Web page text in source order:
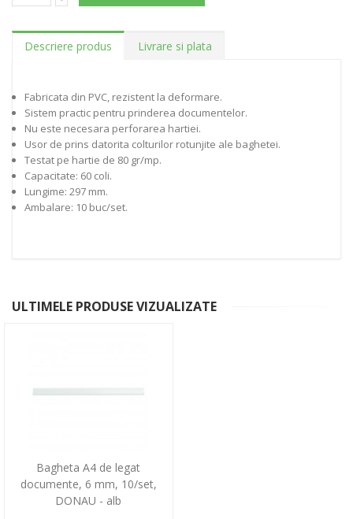
Descriere produs Livrare si plata
Fabricata din PVC, rezistent la deformare.
Sistem practic pentru prinderea documentelor.
Nu este necesara perforarea hartiei.
Usor de prins datorita colturilor rotunjite ale baghetei.
Testat pe hartie de 80 gr/mp.
Capacitate: 60 coli.
Lungime: 297 mm.
Ambalare: 10 buc/set.
ULTIMELE PRODUSE VIZUALIZATE
Bagheta A4 de legat
documente, 6 mm, 10/set,
DONAU - alb